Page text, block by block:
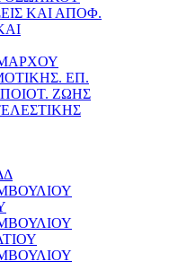
ΚΑΙ ΑΠΟΦ.
ΕΠ.
ΖΩΗΣ